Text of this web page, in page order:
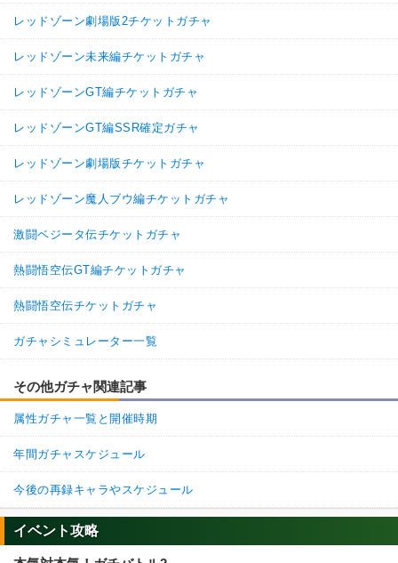
レッドゾーン劇場版2チケットガチャ
レッドゾーン未来編チケットガチャ
レッドゾーンGT編チケットガチャ
レッドゾーンGT編SSR確定ガチャ
レッドゾーン劇場版チケットガチャ
レッドゾーン魔人ブウ編チケットガチャ
激闘ベジータ伝チケットガチャ
熱闘悟空伝GT編チケットガチャ
熱闘悟空伝チケットガチャ
ガチャシミュレーター一覧
その他ガチャ関連記事
属性ガチャ一覧と開催時期
年間ガチャスケジュール
今後の再録キャラやスケジュール
イベント攻略